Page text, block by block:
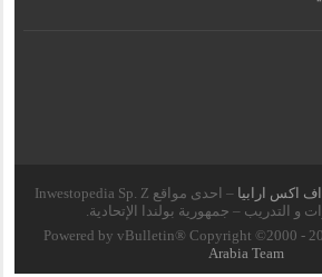
اف اكس ارابيا
– احدى مواقع Inwestopedia Sp. Z
Powered by vBulletin® Copyright ©2000 -
Arabia Team